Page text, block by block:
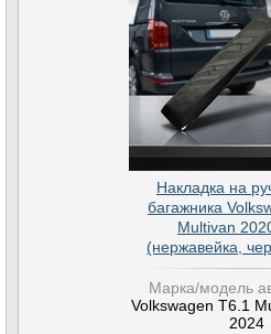
Накладка на
багажника
Multivan
(нержавейка,
Марка/модель
Volkswagen T6.1
2024